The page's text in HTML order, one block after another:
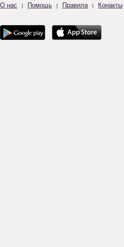
О нас | Помощь | Правила | Конакты